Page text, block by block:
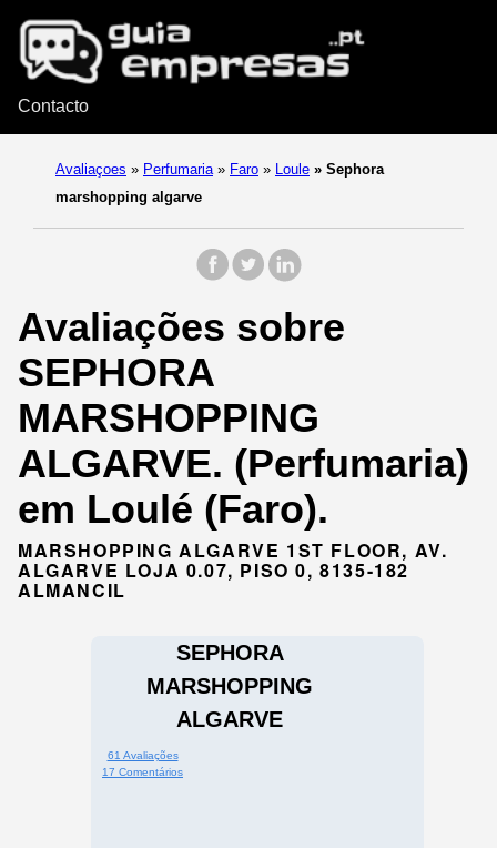
Contacto
Avaliaçoes » Perfumaria » Faro » Loule » Sephora
marshopping algarve
Avaliações sobre
SEPHORA
MARSHOPPING
ALGARVE. (Perfumaria)
em Loulé (Faro).
MARSHOPPING ALGARVE 1ST FLOOR, AV.
ALGARVE LOJA 0.07, PISO 0, 8135-182
ALMANCIL
SEPHORA
MARSHOPPING
ALGARVE
61 Avaliações
17 Comentários